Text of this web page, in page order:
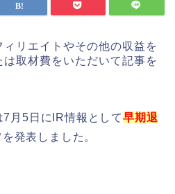
ィリエイトやその他の収益を
取材費をいただいて記事を
月5日にIR情報として早期退
発表しました。